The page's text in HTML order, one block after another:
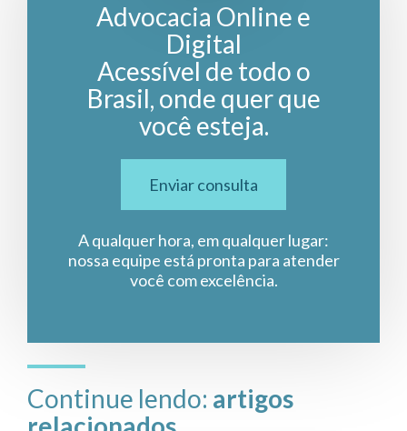
Advocacia Online e
Digital
Acessível de todo o
Brasil, onde quer que
você esteja.
Enviar consulta
A qualquer hora, em qualquer lugar:
nossa equipe está pronta para atender
você com excelência.
Continue lendo: artigos